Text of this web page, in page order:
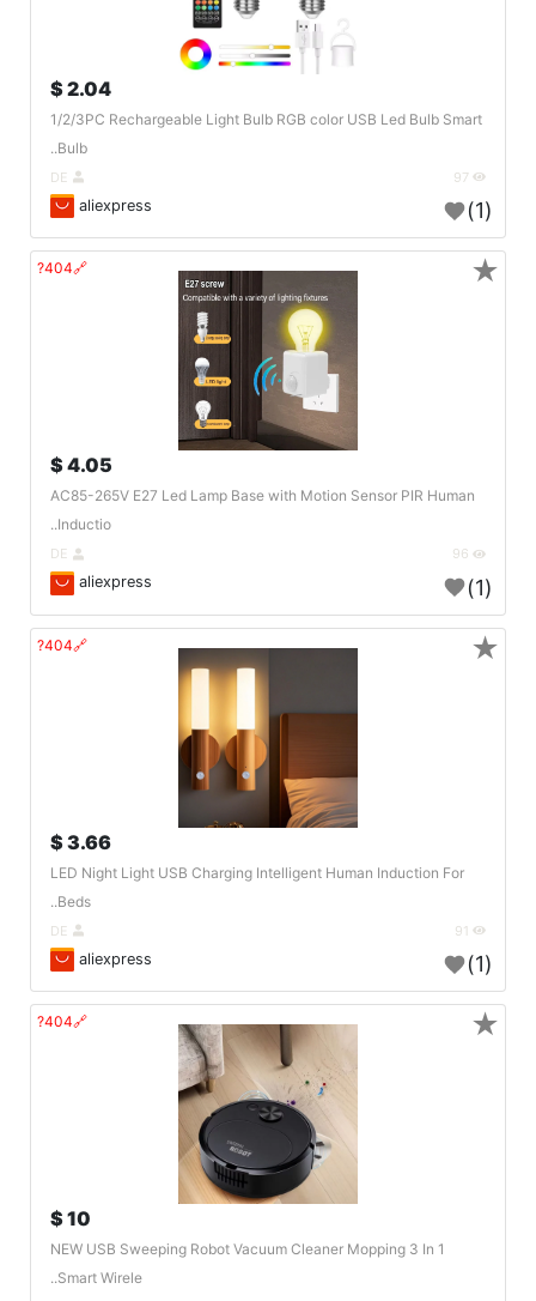
2.04 $
1/2/3PC Rechargeable Light Bulb RGB color USB Led Bulb Smart
Bulb..
aliexpress (1)
🔗404?
4.05 $
AC85-265V E27 Led Lamp Base with Motion Sensor PIR Human
Inductio..
aliexpress (1)
★
🔗404?
3.66 $
LED Night Light USB Charging Intelligent Human Induction For
Beds..
aliexpress (1)
★
🔗404?
10 $
NEW USB Sweeping Robot Vacuum Cleaner Mopping 3 In 1
Smart Wirele..
★